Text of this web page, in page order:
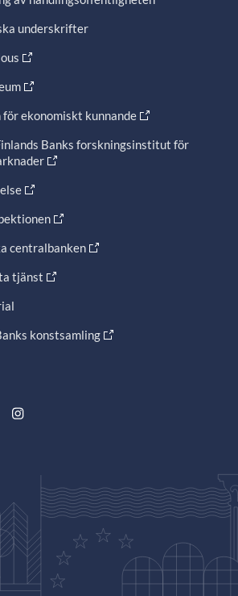
underskrifter
ekonomiskt kunnande
Banks forskningsinstitut för
centralbanken
tjänst
konstsamling